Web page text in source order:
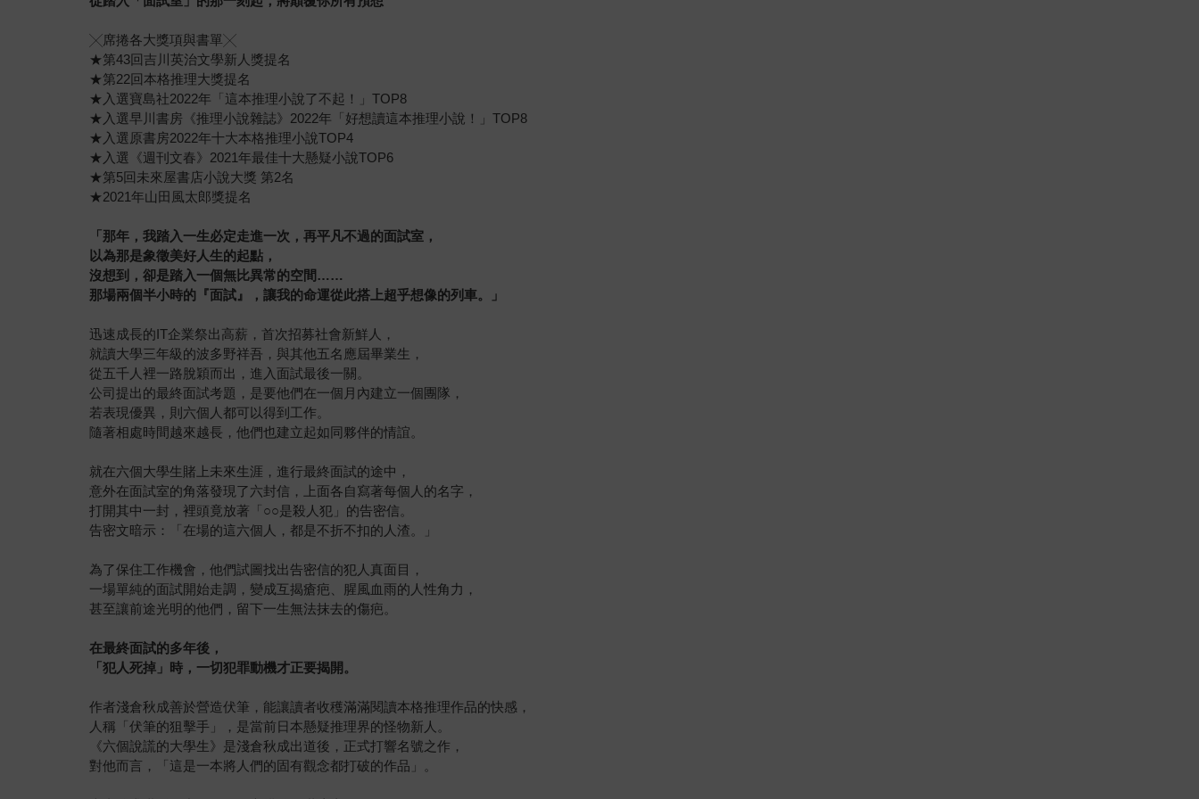
╳席捲各大獎項與書單╳
★第43回吉川英治文學新人獎提名
★第22回本格推理大獎提名
★入選寶島社2022年「這本推理小說了不起！」TOP8
★入選早川書房《推理小說雜誌》2022年「好想讀這本推理小說！」TOP8
★入選原書房2022年十大本格推理小說TOP4
★入選《週刊文春》2021年最佳十大懸疑小說TOP6
★第5回未來屋書店小說大獎 第2名
★2021年山田風太郎獎提名
「那年，我踏入一生必定走進一次，再平凡不過的面試室，
以為那是象徵美好人生的起點，
沒想到，卻是踏入一個無比異常的空間……
那場兩個半小時的『面試』，讓我的命運從此搭上超乎想像的列車。」
迅速成長的IT企業祭出高薪，首次招募社會新鮮人，
就讀大學三年級的波多野祥吾，與其他五名應屆畢業生，
從五千人裡一路脫穎而出，進入面試最後一關。
公司提出的最終面試考題，是要他們在一個月內建立一個團隊，
若表現優異，則六個人都可以得到工作。
隨著相處時間越來越長，他們也建立起如同夥伴的情誼。
就在六個大學生賭上未來生涯，進行最終面試的途中，
意外在面試室的角落發現了六封信，上面各自寫著每個人的名字，
打開其中一封，裡頭竟放著「○○是殺人犯」的告密信。
告密文暗示：「在場的這六個人，都是不折不扣的人渣。」
為了保住工作機會，他們試圖找出告密信的犯人真面目，
一場單純的面試開始走調，變成互揭瘡疤、腥風血雨的人性角力，
甚至讓前途光明的他們，留下一生無法抹去的傷疤。
在最終面試的多年後，
「犯人死掉」時，一切犯罪動機才正要揭開。
作者淺倉秋成善於營造伏筆，能讓讀者收穫滿滿閱讀本格推理作品的快感，
人稱「伏筆的狙擊手」，是當前日本懸疑推理界的怪物新人。
《六個說謊的大學生》是淺倉秋成出道後，正式打響名號之作，
對他而言，「這是一本將人們的固有觀念都打破的作品」。